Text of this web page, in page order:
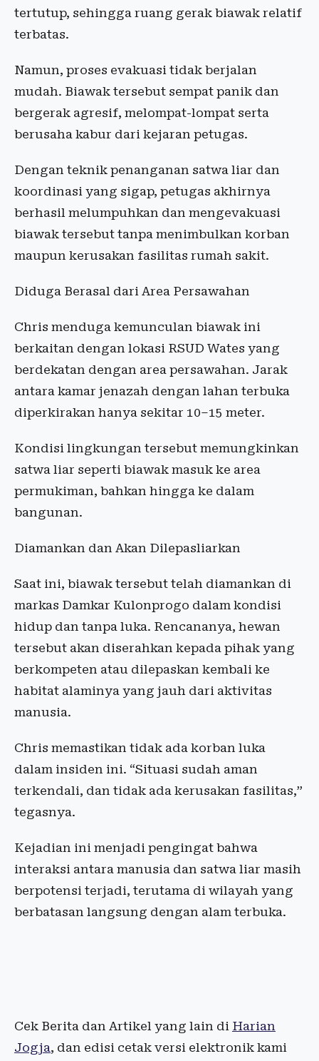
tertutup, sehingga ruang gerak biawak relatif
terbatas.
Namun, proses evakuasi tidak berjalan
mudah. Biawak tersebut sempat panik dan
bergerak agresif, melompat-lompat serta
berusaha kabur dari kejaran petugas.
Dengan teknik penanganan satwa liar dan
koordinasi yang sigap, petugas akhirnya
berhasil melumpuhkan dan mengevakuasi
biawak tersebut tanpa menimbulkan korban
maupun kerusakan fasilitas rumah sakit.
Diduga Berasal dari Area Persawahan
Chris menduga kemunculan biawak ini
berkaitan dengan lokasi RSUD Wates yang
berdekatan dengan area persawahan. Jarak
antara kamar jenazah dengan lahan terbuka
diperkirakan hanya sekitar 10–15 meter.
Kondisi lingkungan tersebut memungkinkan
satwa liar seperti biawak masuk ke area
permukiman, bahkan hingga ke dalam
bangunan.
Diamankan dan Akan Dilepasliarkan
Saat ini, biawak tersebut telah diamankan di
markas Damkar Kulonprogo dalam kondisi
hidup dan tanpa luka. Rencananya, hewan
tersebut akan diserahkan kepada pihak yang
berkompeten atau dilepaskan kembali ke
habitat alaminya yang jauh dari aktivitas
manusia.
Chris memastikan tidak ada korban luka
dalam insiden ini. “Situasi sudah aman
terkendali, dan tidak ada kerusakan fasilitas,”
tegasnya.
Kejadian ini menjadi pengingat bahwa
interaksi antara manusia dan satwa liar masih
berpotensi terjadi, terutama di wilayah yang
berbatasan langsung dengan alam terbuka.
Cek Berita dan Artikel yang lain di Harian
Jogja, dan edisi cetak versi elektronik kami